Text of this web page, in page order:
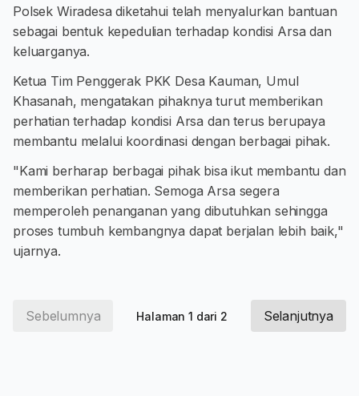
Polsek Wiradesa diketahui telah menyalurkan bantuan
sebagai bentuk kepedulian terhadap kondisi Arsa dan
keluarganya.
Ketua Tim Penggerak PKK Desa Kauman, Umul
Khasanah, mengatakan pihaknya turut memberikan
perhatian terhadap kondisi Arsa dan terus berupaya
membantu melalui koordinasi dengan berbagai pihak.
"Kami berharap berbagai pihak bisa ikut membantu dan
memberikan perhatian. Semoga Arsa segera
memperoleh penanganan yang dibutuhkan sehingga
proses tumbuh kembangnya dapat berjalan lebih baik,"
ujarnya.
Sebelumnya Halaman 1 dari 2 Selanjutnya